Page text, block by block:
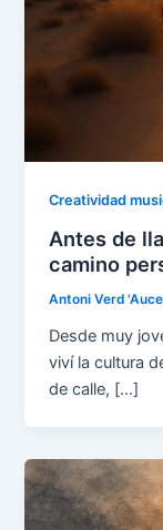
Creatividad
Antes de
camino
Antoni Verd
Desde muy
viví la cultura
de calle, […]